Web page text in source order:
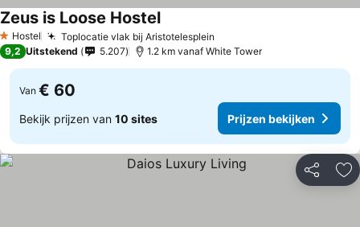
1 Sterren
Hostel Toplocatie vlak bij Aristotelesplein
Zeus is Loose Hostel
9,2 Uitstekend 5.207 1.2 km vanaf White Tower
Van € 60
Bekijk prijzen van 10 sites Prijzen bekijken
Delen